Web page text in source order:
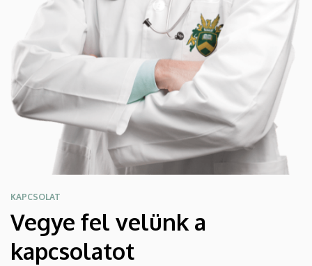
KAPCSOLAT
Vegye fel velünk a
kapcsolatot